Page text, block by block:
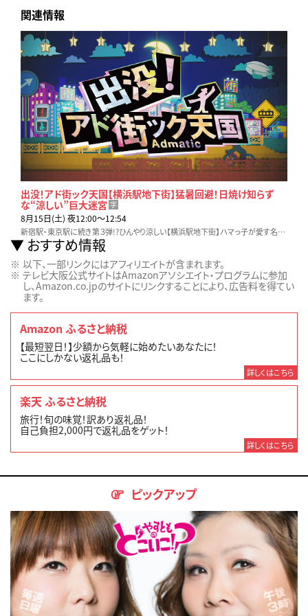
関連情報
出没！アド街ック天国【横浜駅地下街】猛暑回避！日焼け知らず
な“涼しい”巨大迷宮 字
8月15日(土) 夜12:00〜12:54
新宿駅・東京駅に続き第３弾!?ひんやり涼しい【横浜駅地下街】ハマっ子が愛す名物＆通な逸品など“美味いモノ”が揃う!?地上の暑さを忘れ巨大ターミナルの地下迷宮を探検☆
おすすめ情報
以下、一部リンクにはアフィリエイトが含まれます。
テレビ大阪公式サイトはAmazonアソシエイト・プログラムに参加
し、Amazon.co.jpのサイトにリンクすることにより、広告料を得てい
ます。
Amazon ふるさと納税
【最短翌日！】少額から気軽に始めたいあなたに！
ここにしかない返礼品も！
詳しくはこちら
楽天 ふるさと納税
旅行！旬の味覚！訳あり返礼品！
自己負担2,000円で返礼品をゲット！
詳しくはこちら
ピックアップ